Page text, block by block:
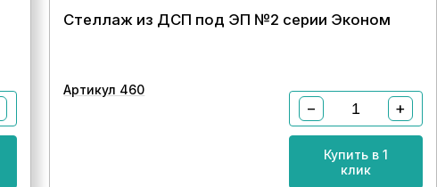
Стеллаж из ДСП под ЭП №2 серии Эконом
Артикул 460
− +
Купить в 1
клик